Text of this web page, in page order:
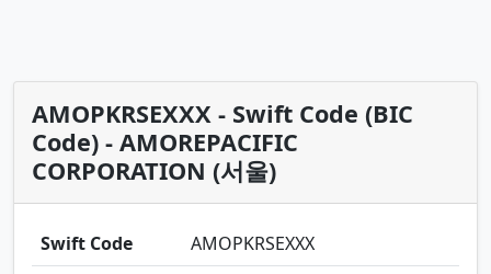
AMOPKRSEXXX - Swift Code (BIC
Code) - AMOREPACIFIC
CORPORATION (서울)
Swift Code
AMOPKRSEXXX